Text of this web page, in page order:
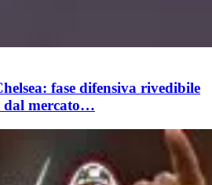
fase difensiva rivedibile
dal mercato…